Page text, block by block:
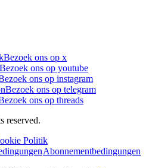
Bezoek ons op x
Bezoek ons op youtube
ons op instagram
Bezoek ons op telegram
ons op threads
reserved.
Politik
Abonnementbedingungen